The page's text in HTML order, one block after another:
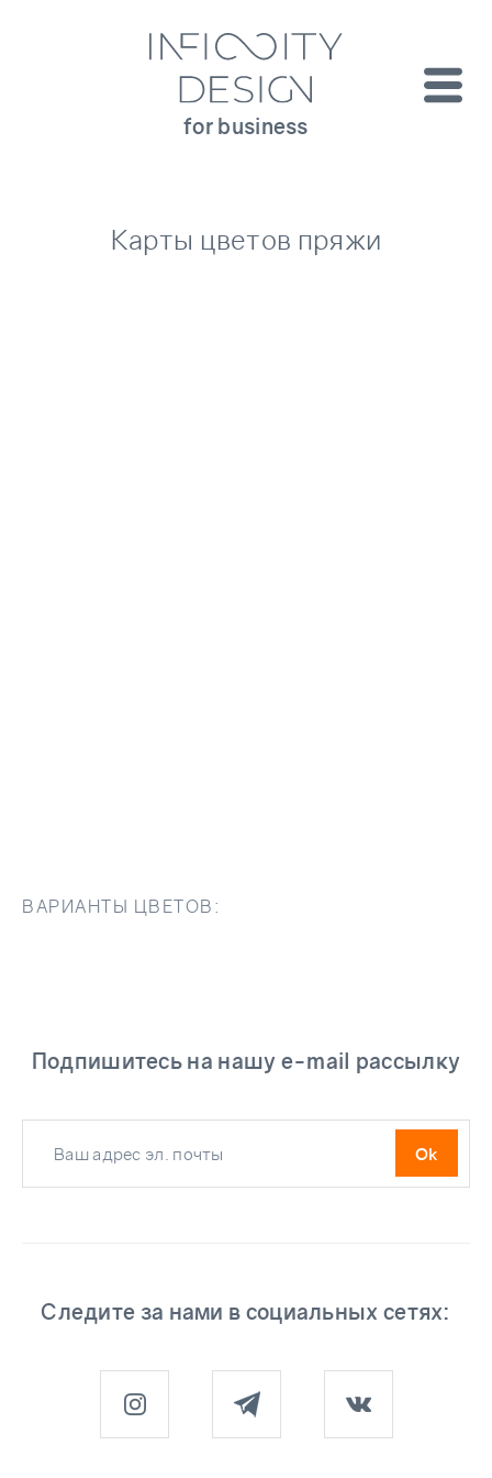
for business
Карты цветов пряжи
ВАРИАНТЫ ЦВЕТОВ:
Подпишитесь на нашу e-mail рассылку
Следите за нами в социальных сетях: